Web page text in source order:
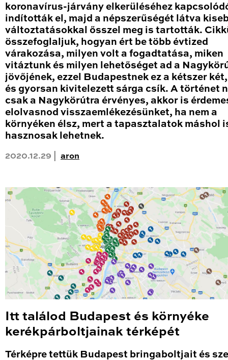
koronavírus-járvány elkerüléséhez
indították el, majd a népszerűségét látva
változtatásokkal ősszel meg is tartották.
összefoglaljuk, hogyan ért be több évtized
várakozása, milyen volt a fogadtatása, miken
vitáztunk és milyen lehetőséget ad a
jövőjének, ezzel Budapestnek ez a kétszer
és gyorsan kivitelezett sárga csík. A történet
csak a Nagykörútra érvényes, akkor is
elolvasnod visszaemlékezésünket, ha nem a
környéken élsz, mert a tapasztalatok máshol
hasznosak lehetnek.
2020.12.29 | aron
Itt találod Budapest és környéke
kerékpárboltjainak térképét
Térképre tettük Budapest bringaboltjait és